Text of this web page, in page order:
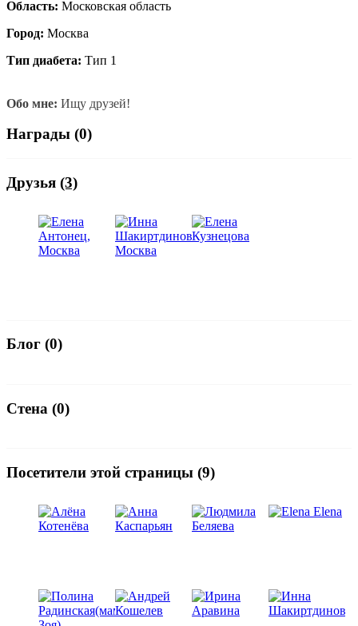
Область: Московская область
Город: Москва
Тип диабета: Тип 1
Обо мне: Ищу друзей!
Награды (0)
Друзья (3)
Блог (0)
Стена (0)
Посетители этой страницы (9)